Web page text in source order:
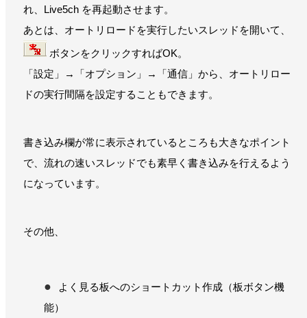
れ、Live5ch を再起動させます。
あとは、オートリロードを実行したいスレッドを開いて、
ボタンをクリックすればOK。
「設定」→「オプション」→「通信」から、オートリロー
ドの実行間隔を設定することもできます。
書き込み欄が常に表示されているところも大きなポイント
で、流れの速いスレッドでも素早く書き込みを行えるよう
になっています。
その他、
よく見る板へのショートカット作成（板ボタン機
能）